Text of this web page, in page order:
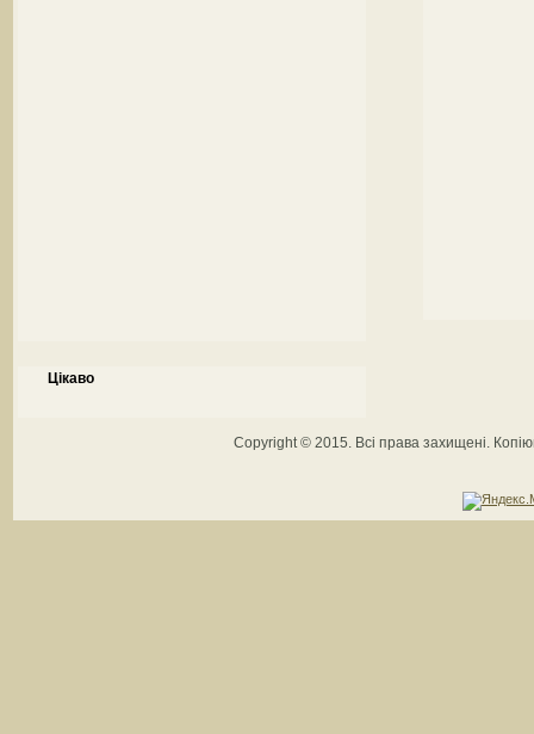
Цікаво
Copyright © 2015. Всі права захищені.